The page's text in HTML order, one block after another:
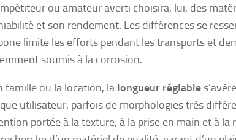
ou amateur averti choisira, lui, des
et son rendement. Les différences se
limite les efforts pendant les transports et
soumis à la corrosion.
famille ou la location, la longueur réglable
utilisateur, parfois de morphologies très
portée à la texture, à la prise en main et à la